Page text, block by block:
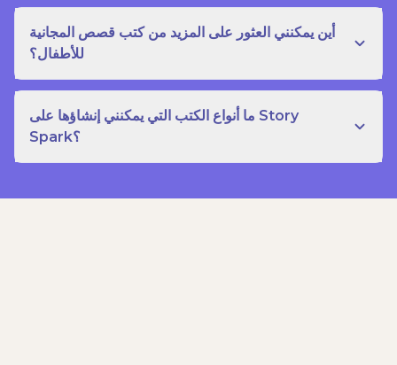
أين يمكنني العثور على المزيد من كتب قصص المجانية
للأطفال؟
ما أنواع الكتب التي يمكنني إنشاؤها على Story
Spark؟